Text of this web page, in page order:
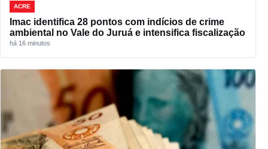
ACRE
Imac identifica 28 pontos com indícios de crime
ambiental no Vale do Juruá e intensifica fiscalização
há 16 minutos